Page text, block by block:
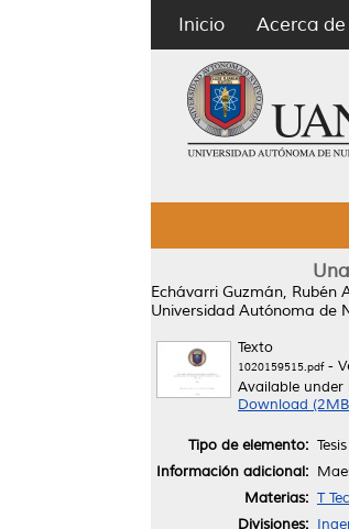
Inicio Acerca de
Echávarri Guzmán, Rubén
Universidad Autónoma de
Texto
1020159515.pdf-
Available under
Download
Tipo de elemento:
Información adicional:
Materias: T
Divisiones: